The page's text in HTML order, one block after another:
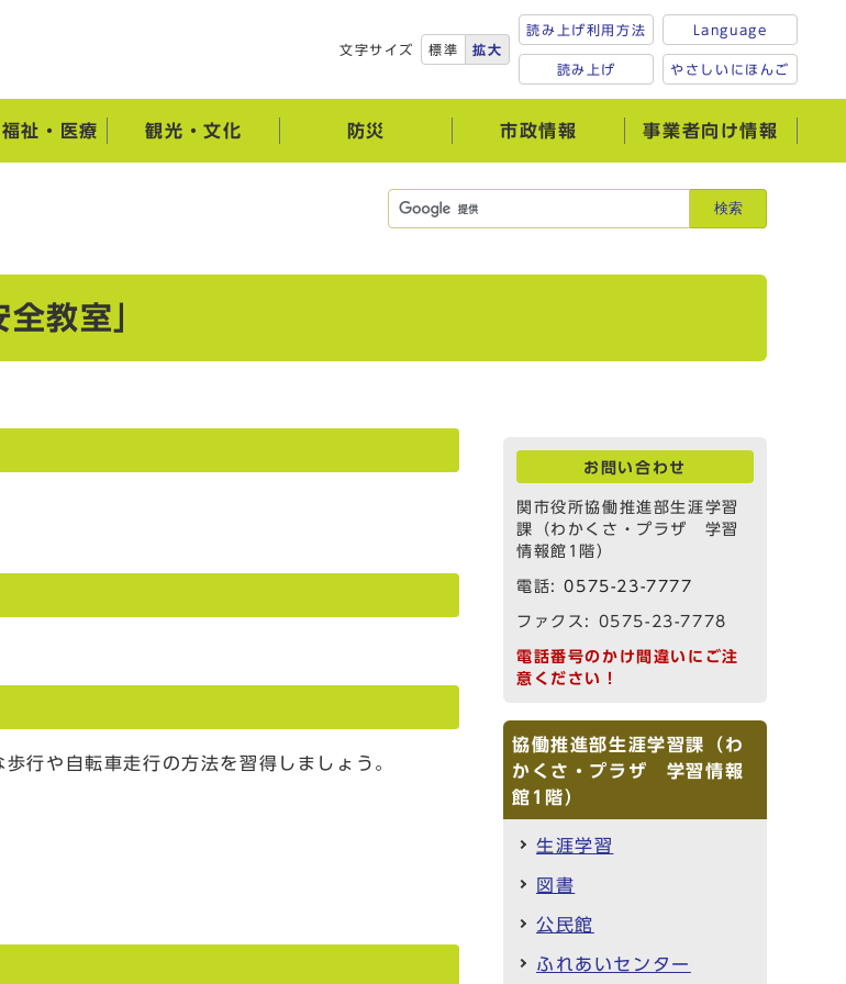
文字サイズ 標準 拡大
読み上げ利用方法
読み上げ
Language
やさしいにほんご
祉・医療 観光・文化 防災 市政情報 事業者向け情報
検索
教室」
行や自転車走行の方法を習得しましょう。
お問い合わせ
関市役所協働推進部生涯学習
課（わかくさ・プラザ 学習
情報館1階）
電話:0575-23-7777
ファクス: 0575-23-7778
電話番号のかけ間違いにご注
意ください！
協働推進部生涯学習課（わ
かくさ・プラザ 学習情報
館1階）
生涯学習
図書
公民館
ふれあいセンター